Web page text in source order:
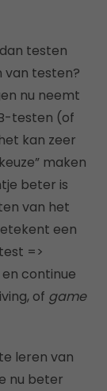
testen
van testen?
nu neemt
testen (of
kan zeer
maken
beter is
van het
een
=>
continue
of game
leren van
nu beter